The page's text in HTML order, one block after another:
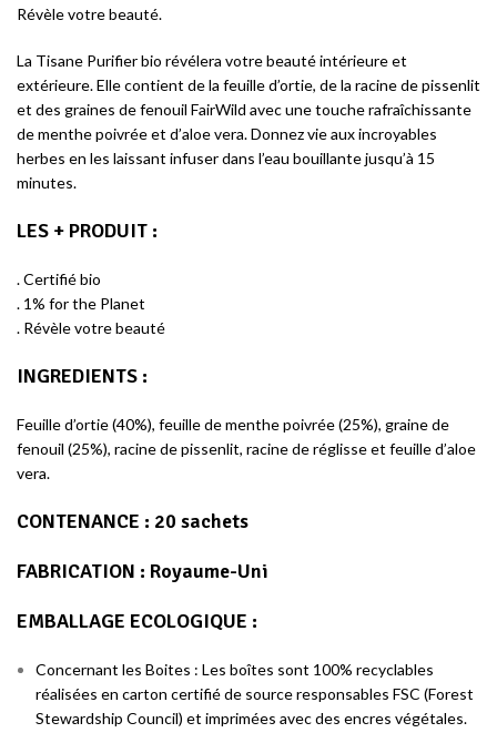
Révèle votre beauté.
La Tisane Purifier bio révélera votre beauté intérieure et
extérieure. Elle contient de la feuille d’ortie, de la racine de pissenlit
et des graines de fenouil FairWild avec une touche rafraîchissante
de menthe poivrée et d’aloe vera. Donnez vie aux incroyables
herbes en les laissant infuser dans l’eau bouillante jusqu’à 15
minutes.
LES + PRODUIT :
. Certifié bio
. 1% for the Planet
. Révèle votre beauté
INGREDIENTS :
Feuille d’ortie (40%), feuille de menthe poivrée (25%), graine de
fenouil (25%), racine de pissenlit, racine de réglisse et feuille d’aloe
vera.
CONTENANCE : 20 sachets
FABRICATION : Royaume-Uni
EMBALLAGE ECOLOGIQUE :
Concernant les Boites : Les boîtes sont 100% recyclables
réalisées en carton certifié de source responsables FSC (Forest
Stewardship Council) et imprimées avec des encres végétales.